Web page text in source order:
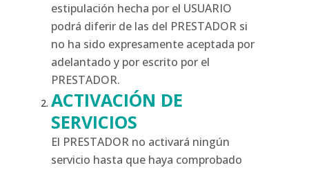
estipulación hecha por el USUARIO
podrá diferir de las del PRESTADOR si
no ha sido expresamente aceptada por
adelantado y por escrito por el
PRESTADOR.
ACTIVACIÓN DE
SERVICIOS
El PRESTADOR no activará ningún
servicio hasta que haya comprobado